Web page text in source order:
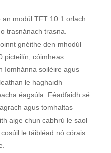
modúl TFT 10.1 orlach
trasnánach trasna.
gnéithe den mhodúl
picteilín, cóimheas
íomhánna soiléire agus
le haghaidh
éagsúla. Féadfaidh sé
agus tomhaltas
aige chun cabhrú le saol
le táibléad nó córais